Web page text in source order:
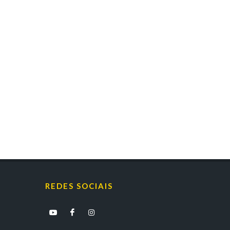
REDES SOCIAIS